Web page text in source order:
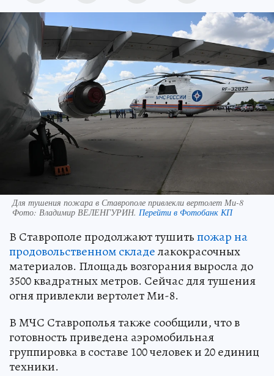
Для тушения пожара в Ставрополе привлекли вертолет Ми-8
Фото: Владимир ВЕЛЕНГУРИН. Перейти в Фотобанк КП
В Ставрополе продолжают тушитьпожар на
продовольственном складелакокрасочных
материалов. Площадь возгорания выросла до
3500 квадратных метров. Сейчас для тушения
огня привлекли вертолет Ми-8.
В МЧС Ставрополья также сообщили, что в
готовность приведена аэромобильная
группировка в составе 100 человек и 20 единиц
техники.